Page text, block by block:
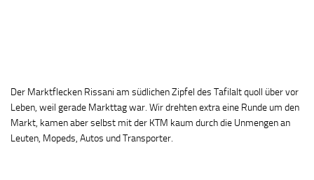
Der Marktflecken Rissani am südlichen Zipfel des Tafilalt quoll über vor
Leben, weil gerade Markttag war. Wir drehten extra eine Runde um den
Markt, kamen aber selbst mit der KTM kaum durch die Unmengen an
Leuten, Mopeds, Autos und Transporter.